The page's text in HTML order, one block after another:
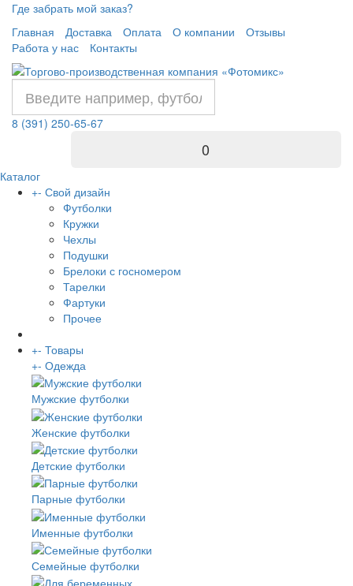
Где забрать мой заказ?
Главная
Доставка Оплата О компании
Отзывы
Работа у нас
Контакты
8 (391) 250-65-67
0
Каталог
+- Свой дизайн
Футболки
Кружки
Чехлы
Подушки
Брелоки с госномером
Тарелки
Фартуки
Прочее
+- Товары
+- Одежда
Мужские футболки
Женские футболки
Детские футболки
Парные футболки
Именные футболки
Семейные футболки